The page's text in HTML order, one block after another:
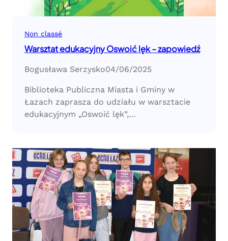
Non classé
Warsztat edukacyjny Oswoić lęk – zapowiedź
Bogusława Serzysko04/06/2025
Biblioteka Publiczna Miasta i Gminy w
Łazach zaprasza do udziału w warsztacie
edukacyjnym „Oswoić lęk”,…